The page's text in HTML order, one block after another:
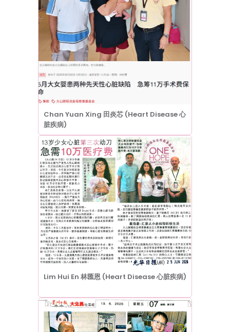
Chan Yuan Xing 田炎芯 (Heart Disease 心
脏疾病)
Lim Hui En 林匯恩 (Heart Disease 心脏疾病)